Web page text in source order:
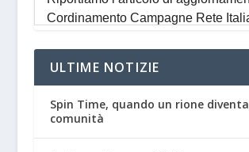
ULTIME NOTIZIE
Spin Time, quando un rione diventa
comunità